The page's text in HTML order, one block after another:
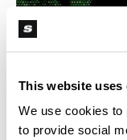
This website uses
We use cookies to
to provide social
B